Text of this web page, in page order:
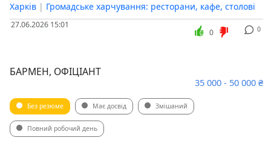
Харків | Громадське харчування: ресторани, кафе, столові
27.06.2026 15:01 0
0
БАРМЕН, ОФІЦІАНТ
35 000 - 50 000 ₴
Без резюме Має досвід Змішаний
Повний робочий день